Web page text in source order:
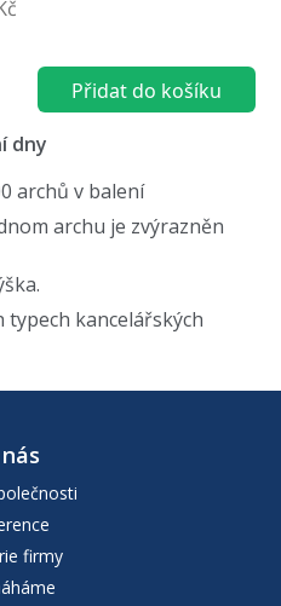
dny
archů v balení
archu je zvýrazněn
typech kancelářských
firmy